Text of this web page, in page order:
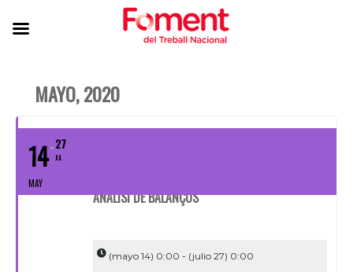
MAYO, 2020
14
MAY
27
JUL
ANÀLISI DE BALANÇOS
(mayo 14) 0:00 - (julio 27) 0:00